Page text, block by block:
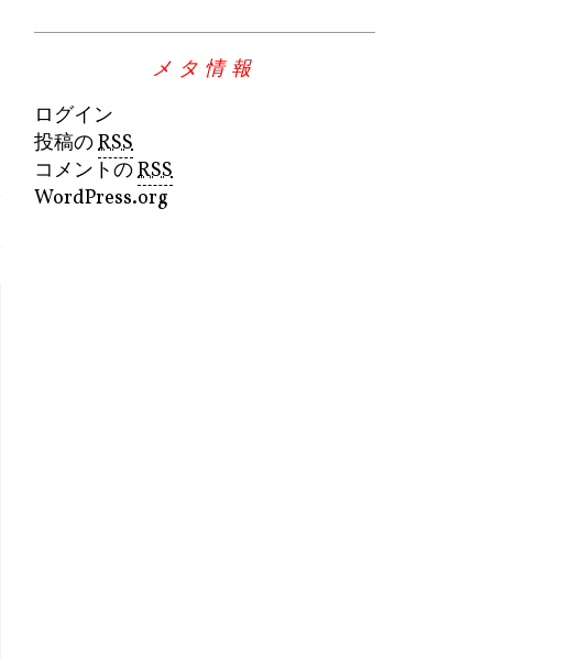
メタ情報
ログイン
投稿のRSS
コメントのRSS
WordPress.org